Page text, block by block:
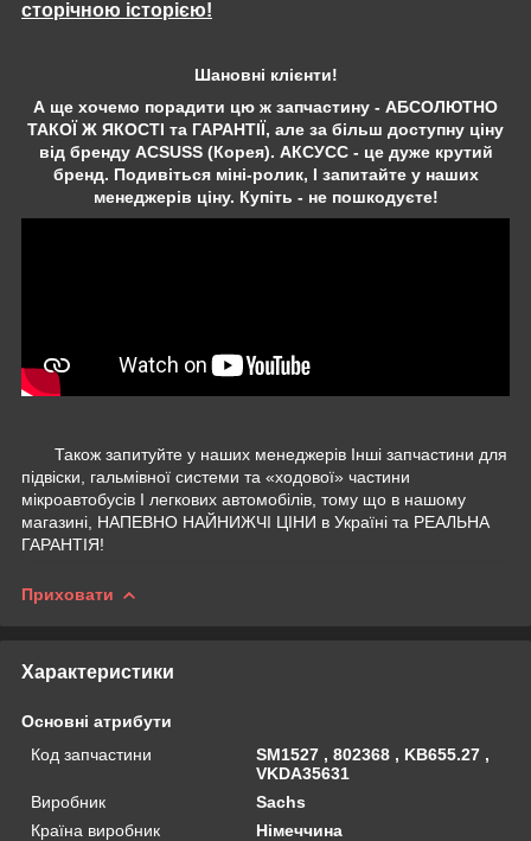
сторічною історією!
Шановні клієнти!
А ще хочемо порадити цю ж запчастину - АБСОЛЮТНО
ТАКОЇ Ж ЯКОСТІ та ГАРАНТІЇ, але за більш доступну ціну
від бренду ACSUSS (Корея). АКСУСС - це дуже крутий
бренд. Подивіться міні-ролик, І запитайте у наших
менеджерів ціну. Купіть - не пошкодуєте!
Також запитуйте у наших менеджерів Інші запчастини для
підвіски, гальмівної системи та «ходової» частини
мікроавтобусів І легкових автомобілів, тому що в нашому
магазині, НАПЕВНО НАЙНИЖЧІ ЦІНИ в Україні та РЕАЛЬНА
ГАРАНТІЯ!
Приховати
Характеристики
Основні атрибути
Код запчастини
SM1527 , 802368 , KB655.27 ,
VKDA35631
Виробник
Sachs
Країна виробник
Німеччина